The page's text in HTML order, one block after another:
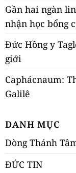
Gần hai ngàn
nhận học bổng
Đức Hồng y
giới
Caphácnaum:
Galilê
DANH MỤC
Dòng Thánh
ĐỨC TIN